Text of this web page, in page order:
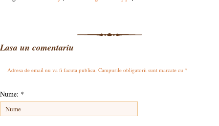
Lasa un comentariu
Adresa de email nu va fi facuta publica. Campurile obligatorii sunt marcate cu *
Nume: *